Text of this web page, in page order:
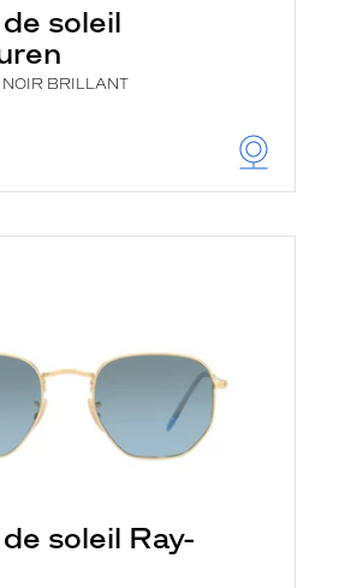
soleil
BRILLANT
soleil Ray-